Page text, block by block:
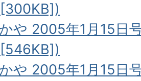
や 2005年1月15日
や 2005年1月15日